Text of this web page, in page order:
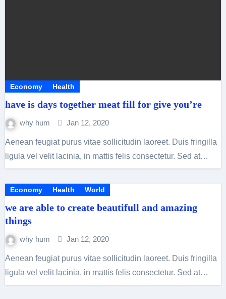
Economy Health
have is days together meat fill for give you’re
why hum Jan 12, 2020
Aenean feugiat purus vitae sollicitudin laoreet. Duis fringilla
ligula vel velit lacinia, in mattis felis consectetur. Sed at…
Economy Health World
we are able to create beautifull and amazing
things
why hum Jan 12, 2020
Aenean feugiat purus vitae sollicitudin laoreet. Duis fringilla
ligula vel velit lacinia, in mattis felis consectetur. Sed at…